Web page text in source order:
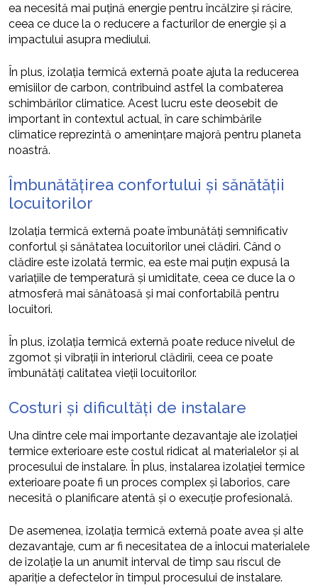
ea necesită mai puțină energie pentru încălzire și răcire,
ceea ce duce la o reducere a facturilor de energie și a
impactului asupra mediului.
În plus, izolația termică externă poate ajuta la reducerea
emisiilor de carbon, contribuind astfel la combaterea
schimbărilor climatice. Acest lucru este deosebit de
important în contextul actual, în care schimbările
climatice reprezintă o amenințare majoră pentru planeta
noastră.
Îmbunătățirea confortului și sănătății
locuitorilor
Izolația termică externă poate îmbunătăți semnificativ
confortul și sănătatea locuitorilor unei clădiri. Când o
clădire este izolată termic, ea este mai puțin expusă la
variațiile de temperatură și umiditate, ceea ce duce la o
atmosferă mai sănătoasă și mai confortabilă pentru
locuitori.
În plus, izolația termică externă poate reduce nivelul de
zgomot și vibrații în interiorul clădirii, ceea ce poate
îmbunătăți calitatea vieții locuitorilor.
Costuri și dificultăți de instalare
Una dintre cele mai importante dezavantaje ale izolației
termice exterioare este costul ridicat al materialelor și al
procesului de instalare. În plus, instalarea izolației termice
exterioare poate fi un proces complex și laborios, care
necesită o planificare atentă și o execuție profesională.
De asemenea, izolația termică externă poate avea și alte
dezavantaje, cum ar fi necesitatea de a înlocui materialele
de izolație la un anumit interval de timp sau riscul de
apariție a defectelor în timpul procesului de instalare.